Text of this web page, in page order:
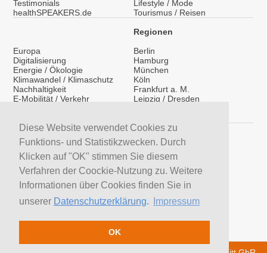
Diese Website verwendet Cookies zu
Funktions- und Statistikzwecken. Durch
Klicken auf "OK" stimmen Sie diesem
Verfahren der Coockie-Nutzung zu. Weitere
Informationen über Cookies finden Sie in
unserer Datenschutzerklärung. Impressum
OK
Testimonials
healthSPEAKERS.de
Lifestyle / Mode
Tourismus / Reisen
Europa
Digitalisierung
Energie / Ökologie
Klimawandel / Klimaschutz
Nachhaltigkeit
E-Mobilität / Verkehr
Vorträge / Keynotes
Regionen
Berlin
Hamburg
München
Köln
Frankfurt a. M.
Leipzig / Dresden
Service
LinkedIn
YouTube Moderatoren
YouTube Referenten
H&S News
Moderatoren suchen
Trainer suchen